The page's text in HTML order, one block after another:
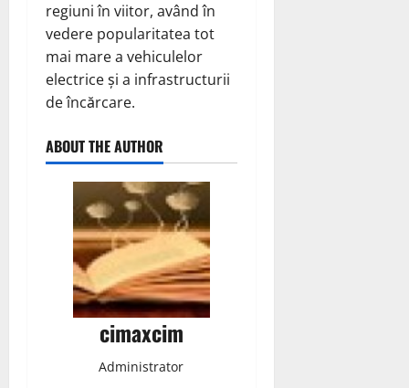
regiuni în viitor, având în
vedere popularitatea tot
mai mare a vehiculelor
electrice și a infrastructurii
de încărcare.
ABOUT THE AUTHOR
cimaxcim
Administrator